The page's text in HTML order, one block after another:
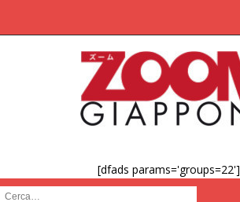
[dfads params='groups=22']
Cerca :